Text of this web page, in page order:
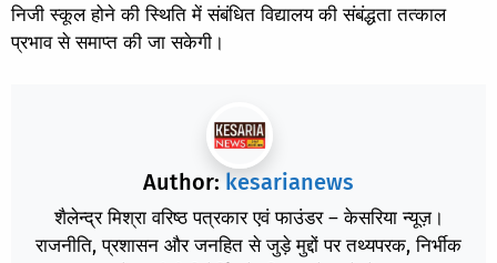
निजी स्कूल होने की स्थिति में संबंधित विद्यालय की संबंद्धता तत्काल
प्रभाव से समाप्त की जा सकेगी।
Author: kesarianews
शैलेन्द्र मिश्रा वरिष्ठ पत्रकार एवं फाउंडर – केसरिया न्यूज़।
राजनीति, प्रशासन और जनहित से जुड़े मुद्दों पर तथ्यपरक, निर्भीक